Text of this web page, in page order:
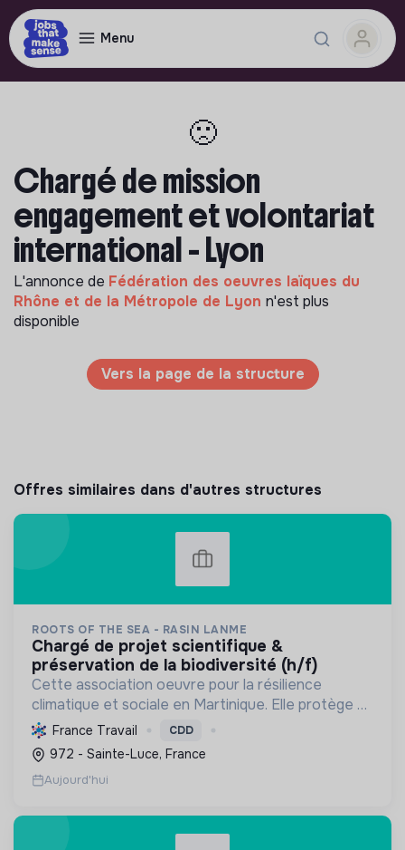
Menu
🙁
Chargé de mission
engagement et volontariat
international - Lyon
L'annonce de Fédération des oeuvres laïques du
Rhône et de la Métropole de Lyon n'est plus
disponible
Vers la page de la structure
Offres similaires dans d'autres structures
ROOTS OF THE SEA - RASIN LANME
chargé de projet scientifique &
préservation de la biodiversité (h/f)
Cette association oeuvre pour la résilience
climatique et sociale en Martinique. Elle protège et
restaure les écosystèmes marins et côtiers,
sensibilise le public et mobilise les citoyens pour un
aven...
France Travail CDD
972 - Sainte-Luce, France
Aujourd'hui